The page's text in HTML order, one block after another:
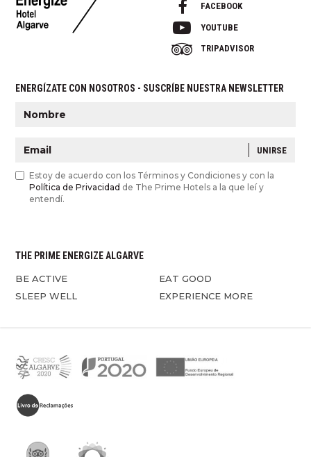
FACEBOOK
YOUTUBE
TRIPADVISOR
ENERGÍZATE CON NOSOTROS - SUSCRÍBE NUESTRA NEWSLETTER
UNIRSE
Estoy de acuerdo con los Términos y Condiciones y con la
Política de Privacidad de The Prime Hotels a la que leí y
entendí.
THE PRIME ENERGIZE ALGARVE
BE ACTIVE
SLEEP WELL
EAT GOOD
EXPERIENCE MORE